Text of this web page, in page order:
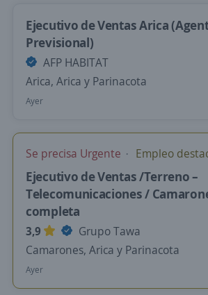
Ejecutivo de Ventas Arica
Previsional)
AFP HABITAT
Arica, Arica y Parinacota
Ayer
Se precisa Urgente Empleo
Ejecutivo de Ventas /Terreno –
Telecomunicaciones /
completa
3,9
Grupo Tawa
Camarones, Arica y Parinacota
Ayer